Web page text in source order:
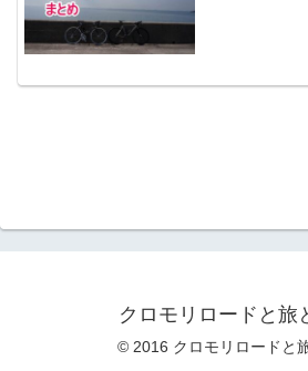
クロモリロードと旅
© 2016 クロモリロードと